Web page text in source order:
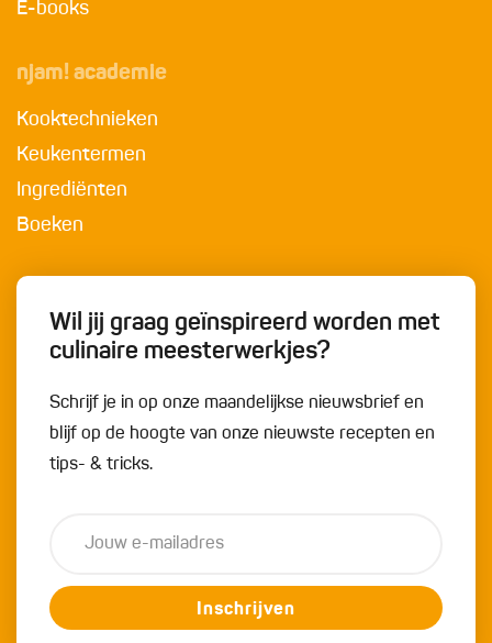
E-books
njam! academie
Kooktechnieken
Keukentermen
Ingrediënten
Boeken
Wil jij graag geïnspireerd worden met
culinaire meesterwerkjes?
Schrijf je in op onze maandelijkse nieuwsbrief en
blijf op de hoogte van onze nieuwste recepten en
tips- & tricks.
Inschrijven